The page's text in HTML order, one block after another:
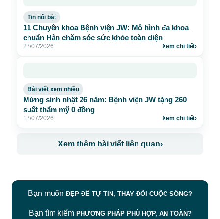
Tin nổi bật
11 Chuyên khoa Bệnh viện JW: Mô hình đa khoa
chuẩn Hàn chăm sóc sức khỏe toàn diện
27/07/2026 Xem chi tiết›
Bài viết xem nhiều
Mừng sinh nhật 26 năm: Bệnh viện JW tặng 260
suất thẩm mỹ 0 đồng
17/07/2026 Xem chi tiết›
Xem thêm bài viết liên quan›
Bạn muốn ĐẸP ĐỂ TỰ TIN, THAY ĐỔI CUỘC SỐNG?
Bạn tìm kiếm PHƯƠNG PHÁP PHÙ HỢP, AN TOÀN?